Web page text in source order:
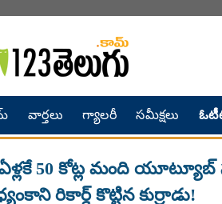
వార్తలు గ్యాలరీ సమీక్షలు
50 కోట్ల మంది
రికార్డ్ కొట్టిన కుర్రాడు!